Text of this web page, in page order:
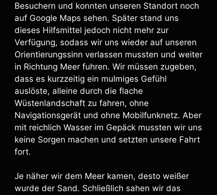
Besuchern und konnten unseren Standort noch
auf Google Maps sehen. Später stand uns
dieses Hilfsmittel jedoch nicht mehr zur
Verfügung, sodass wir uns wieder auf unseren
Orientierungssinn verlassen mussten und weiter
in Richtung Meer fuhren. Wir müssen zugeben,
dass es kurzzeitig ein mulmiges Gefühl
auslöste, alleine durch die flache
Wüstenlandschaft zu fahren, ohne
Navigationsgerät und ohne Mobilfunknetz. Aber
mit reichlich Wasser im Gepäck mussten wir uns
keine Sorgen machen und setzten unsere Fahrt
fort.
Je näher wir dem Meer kamen, desto weißer
wurde der Sand. Schließlich sahen wir das